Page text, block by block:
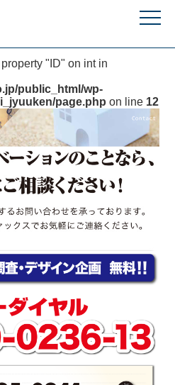
モガミ住研株式
"ID" on int in
public_html/wp-
page.php on line 12